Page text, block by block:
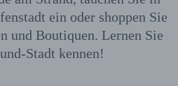
ein oder shoppen Sie
und Boutiquen. Lernen Sie
Stadt kennen!